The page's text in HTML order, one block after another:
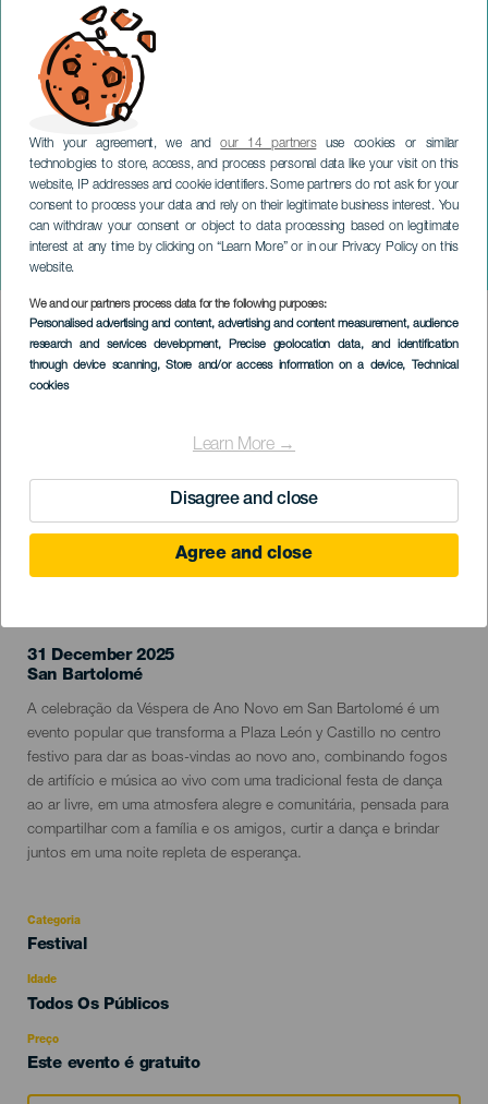
With your agreement, we andour 14 partnersuse cookies or similar
technologies to store, access, and process personal data like your visit on this
website, IP addresses and cookie identifiers. Some partners do not ask for your
consent to process your data and rely on their legitimate business interest. You
can withdraw your consent or object to data processing based on legitimate
interest at any time by clicking on “Learn More” or in our Privacy Policy on this
website.
We and our partners process data for the following purposes:
Personalised advertising and content, advertising and content measurement, audience
research and services development, Precise geolocation data, and identification
through device scanning, Store and/or access information on a device, Technical
cookies
Learn More →
Disagree and close
Agree and close
Celebração da Véspera de
Ano Novo em San
Bartolomé
LANZAROTE
Imagen
Listado
31 December 2025
Localidad
San Bartolomé
Descripción
del
evento
A celebração da Véspera de Ano Novo em San Bartolomé é um
evento popular que transforma a Plaza León y Castillo no centro
festivo para dar as boas-vindas ao novo ano, combinando fogos
de artifício e música ao vivo com uma tradicional festa de dança
ao ar livre, em uma atmosfera alegre e comunitária, pensada para
compartilhar com a família e os amigos, curtir a dança e brindar
juntos em uma noite repleta de esperança.
Categoria
Categoría
evento
Festival
Idade
Edad
Todos Os Públicos
Preço
Este evento é gratuito